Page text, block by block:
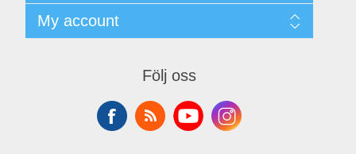
Terms & Conditions
Begner Machines & Mechanical Systems
Downloads
My account
Följ oss